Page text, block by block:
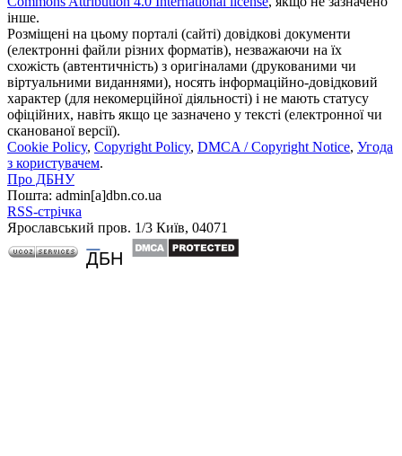
інше.
Розміщені на цьому порталі (сайті) довідкові документи
(електронні файли різних форматів), незважаючи на їх
схожість (автентичність) з оригіналами (друкованими чи
віртуальними виданнями), носять інформаційно-довідковий
характер (для некомерційної діяльності) і не мають статусу
офіційних, навіть якщо це зазначено у тексті (електронної чи
сканованої версії).
Cookie Policy, Copyright Policy, DMCA / Copyright Notice, Угода
з користувачем.
Про ДБНУ
Пошта: admin[а]dbn.co.ua
RSS-стрічка
Ярославський пров. 1/3 Київ, 04071